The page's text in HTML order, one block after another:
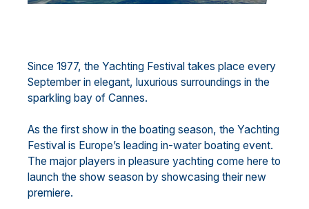
Since 1977, the Yachting Festival takes place every
September in elegant, luxurious surroundings in the
sparkling bay of Cannes.
As the first show in the boating season, the Yachting
Festival is Europe’s leading in-water boating event.
The major players in pleasure yachting come here to
launch the show season by showcasing their new
premiere.